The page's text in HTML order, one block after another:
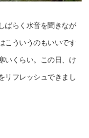
ばらく水音を聞きなが
こういうのもいいです
いくらい。この日、け
リフレッシュできまし